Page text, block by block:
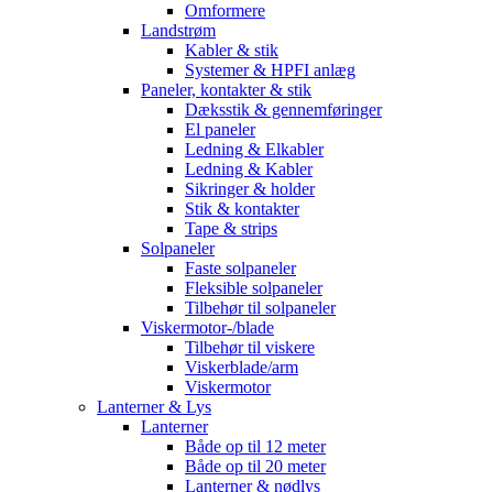
Omformere
Landstrøm
Kabler & stik
Systemer & HPFI anlæg
Paneler, kontakter & stik
Dæksstik & gennemføringer
El paneler
Ledning & Elkabler
Ledning & Kabler
Sikringer & holder
Stik & kontakter
Tape & strips
Solpaneler
Faste solpaneler
Fleksible solpaneler
Tilbehør til solpaneler
Viskermotor-/blade
Tilbehør til viskere
Viskerblade/arm
Viskermotor
Lanterner & Lys
Lanterner
Både op til 12 meter
Både op til 20 meter
Lanterner & nødlys